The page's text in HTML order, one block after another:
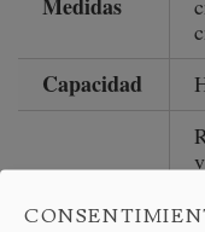
Capacidad